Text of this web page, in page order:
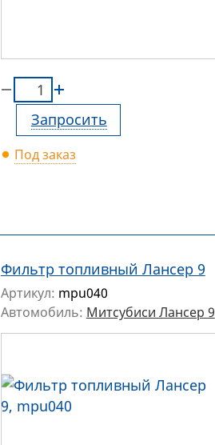
Запросить
Под заказ
Фильтр топливный Лансер 9
Артикул: mpu040
Автомобиль: Митсубиси Лансер 9